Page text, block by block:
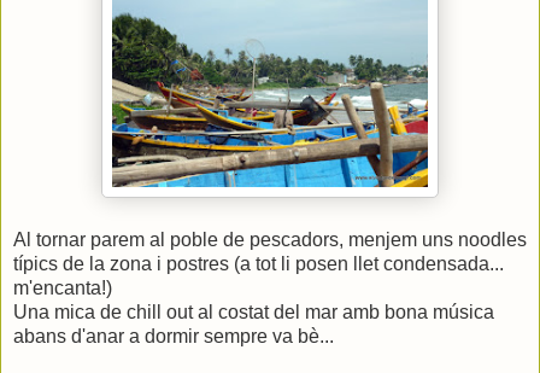
Al tornar parem al poble de pescadors, menjem uns noodles
típics de la zona i postres (a tot li posen llet condensada...
m'encanta!)
Una mica de chill out al costat del mar amb bona música
abans d'anar a dormir sempre va bè...